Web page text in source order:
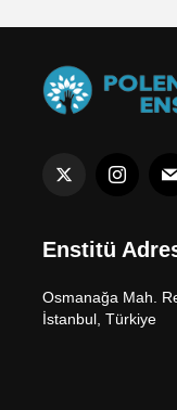
Enstitü
Osmanağa Mah.
İstanbul, Türkiye